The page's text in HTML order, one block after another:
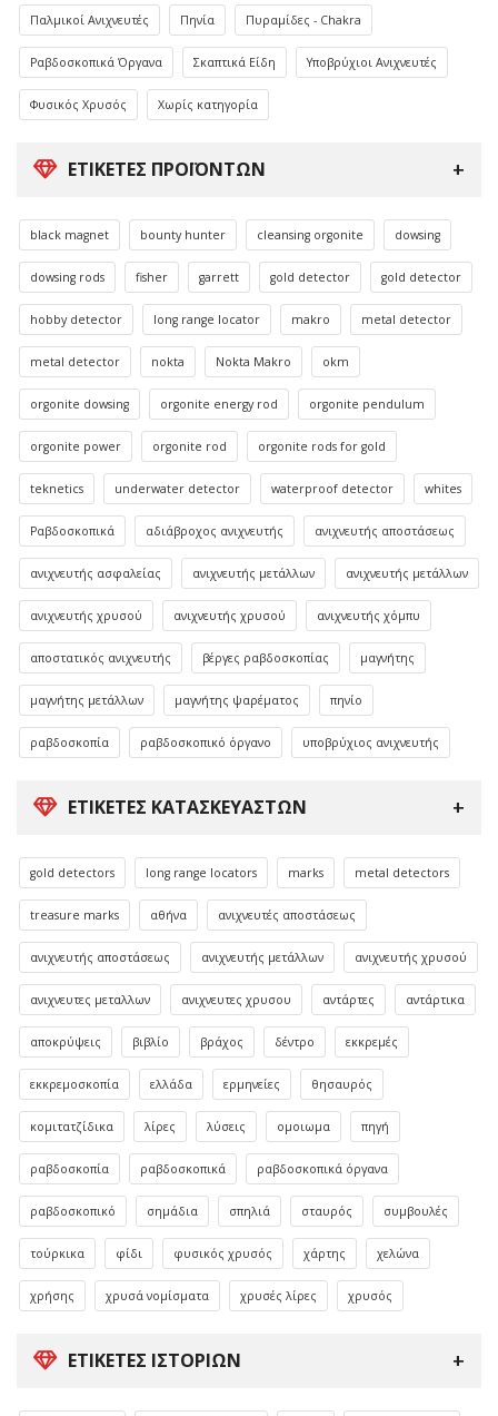
Παλμικοί Ανιχνευτές Πηνία Πυραμίδες - Chakra
Ραβδοσκοπικά Όργανα Σκαπτικά Είδη Υποβρύχιοι Ανιχνευτές
Φυσικός Χρυσός Χωρίς κατηγορία
ΕΤΙΚΈΤΕΣ ΠΡΟΪΌΝΤΩΝ
black magnet bounty hunter cleansing orgonite dowsing
dowsing rods fisher garrett gold detector gold detector
hobby detector long range locator makro metal detector
metal detector nokta Nokta Makro okm
orgonite dowsing orgonite energy rod orgonite pendulum
orgonite power orgonite rod orgonite rods for gold
teknetics underwater detector waterproof detector whites
Ραβδοσκοπικά αδιάβροχος ανιχνευτής ανιχνευτής αποστάσεως
ανιχνευτής ασφαλείας ανιχνευτής μετάλλων ανιχνευτής μετάλλων
ανιχνευτής χρυσού ανιχνευτής χρυσού ανιχνευτής χόμπυ
αποστατικός ανιχνευτής βέργες ραβδοσκοπίας μαγνήτης
μαγνήτης μετάλλων μαγνήτης ψαρέματος πηνίο
ραβδοσκοπία ραβδοσκοπικό όργανο υποβρύχιος ανιχνευτής
ΕΤΙΚΈΤΕΣ ΚΑΤΑΣΚΕΥΑΣΤΏΝ
gold detectors long range locators marks metal detectors
treasure marks αθήνα ανιχνευτές αποστάσεως
ανιχνευτής αποστάσεως ανιχνευτής μετάλλων ανιχνευτής χρυσού
ανιχνευτες μεταλλων ανιχνευτες χρυσου αντάρτες αντάρτικα
αποκρύψεις βιβλίο βράχος δέντρο εκκρεμές
εκκρεμοσκοπία ελλάδα ερμηνείες θησαυρός
κομιτατζίδικα λίρες λύσεις ομοιωμα πηγή
ραβδοσκοπία ραβδοσκοπικά ραβδοσκοπικά όργανα
ραβδοσκοπικό σημάδια σπηλιά σταυρός συμβουλές
τούρκικα φίδι φυσικός χρυσός χάρτης χελώνα
χρήσης χρυσά νομίσματα χρυσές λίρες χρυσός
ΕΤΙΚΈΤΕΣ ΙΣΤΟΡΙΏΝ